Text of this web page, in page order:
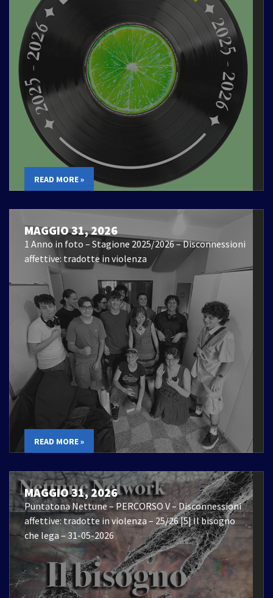
READ MORE »
MAGGIO 31, 2026
1 Anno in foto – Stagione 2025/2026 – Disconnessioni
affettive: tradotte in violenza
READ MORE »
MAGGIO 31, 2026
Puntatona Nettune – PERCORSO V – Disconnessioni
affettive: tradotte in violenza – 25/26 |5| Il bisogno
che lega – 31-05-2026